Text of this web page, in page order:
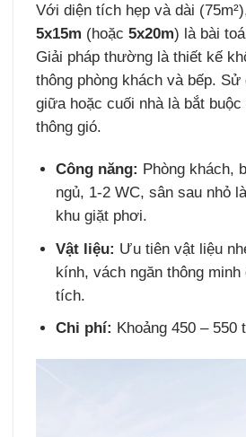
Với diện tích hẹp và dài
5x15m (hoặc5x20m) là bài
Giải pháp thường là thiết kế
thông phòng khách và bếp.
giữa hoặc cuối nhà là bắt
thông gió.
Công năng: Phòng khách,
ngủ, 1-2 WC, sân sau nhỏ
khu giặt phơi.
Vật liệu: Ưu tiên vật liệu
kính, vách ngăn thông
tích.
Chi phí: Khoảng 450 – 550